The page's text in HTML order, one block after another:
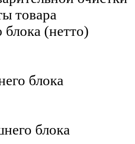
товара
(нетто)
блока
блока